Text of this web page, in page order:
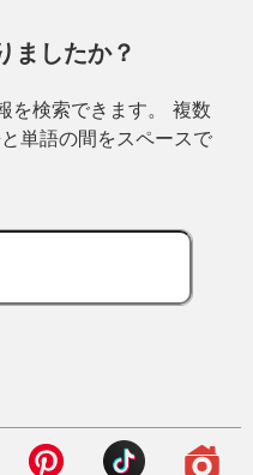
ましたか？
を検索できます。 複数
単語の間をスペースで